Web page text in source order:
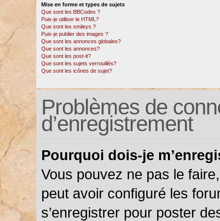
Mise en forme et types de sujets
Que sont les BBCodes ?
Puis-je utiliser le HTML?
Que sont les smileys ?
Puis-je publier des images ?
Que sont les annonces globales?
Que sont les annonces?
Que sont les post-it?
Que sont les sujets verrouillés?
Que sont les icônes de sujet?
Problèmes de
d’enregistrement
Pourquoi dois-je
Vous pouvez ne pas le
peut avoir configuré les
s’enregistrer pour poster